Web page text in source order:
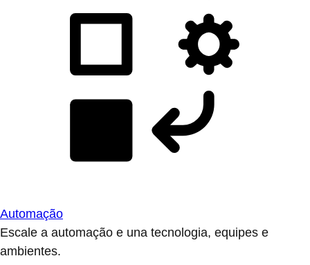
Automação
Escale a automação e una tecnologia, equipes e
ambientes.